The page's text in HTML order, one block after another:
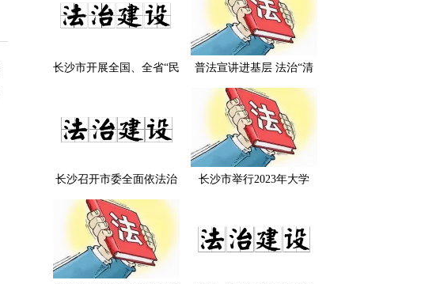
长沙市开展全国、全省“民
普法宣讲进基层 法治“清
风”引清凉 ——长沙市司
法局扎实推进“送法进基
层”法治宣讲活动
长沙召开市委全面依法治
市委员会守法普法协调小
组暨全市“八五”普法中期
评估验收调度会
长沙市举行2023年大学